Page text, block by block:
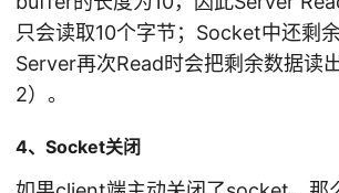
只会读取10个字节；Socket中还剩
Server再次Read时会把剩余数据读
2）。
4、Socket关闭